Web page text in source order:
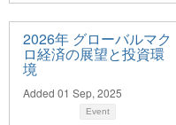
2026年 グローバルマク
ロ経済の展望と投資環
境
Added 01 Sep, 2025
Event